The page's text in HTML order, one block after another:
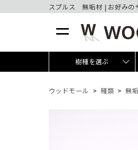
スプルス 無垢材 | お好みの
樹種を選ぶ
ウッドモール 種類 無